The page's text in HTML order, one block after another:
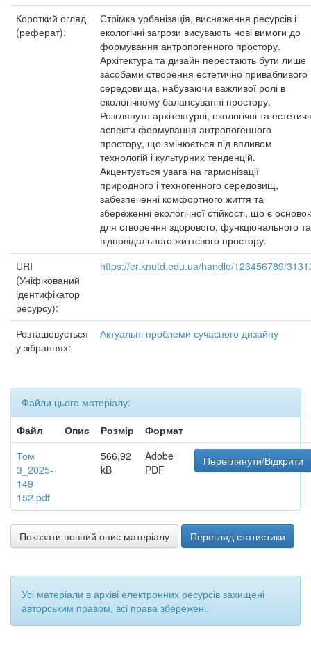
Короткий огляд
(реферат):
Стрімка урбанізація, виснаження ресурсів і
екологічні загрози висувають нові вимоги до
формування антропогенного простору.
Архітектура та дизайн перестають бути лише
засобами створення естетично привабливого
середовища, набуваючи важливої ролі в
екологічному балансуванні простору.
Розглянуто архітектурні, екологічні та
аспекти формування антропогенного
простору, що змінюється під впливом
технологій і культурних тенденцій.
Акцентується увага на гармонізації
природного і техногенного середовищ,
забезпеченні комфортного життя та
збереженні екологічної стійкості, що є
для створення здорового, функціонального та
відповідального життєвого простору.
URI
(Уніфікований
ідентифікатор
ресурсу):
https://er.knutd.edu.ua/handle/123456789/
Розташовується
у зібраннях:
Актуальні проблеми сучасного дизайну
Файли цього матеріалу:
Файл
Опис Розмір
Формат
Том
3_2025-
149-
152.pdf
566,92
kB
Adobe
PDF
Переглянути/Відкрити
Показати повний опис матеріалу Перегляд статистики
Усі матеріали в архіві електронних ресурсів захищені
авторським правом, всі права збережені.